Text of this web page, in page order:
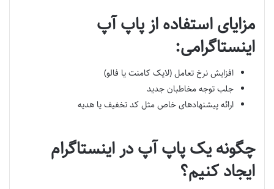
مزایای استفاده از پاپ آپ
اینستاگرامی:
افزایش نرخ تعامل (لایک کامنت یا فالو)
جلب توجه مخاطبان جدید
ارائه پیشنهادهای خاص مثل کد تخفیف یا هدیه
چگونه یک پاپ آپ در اینستاگرام
ایجاد کنیم؟